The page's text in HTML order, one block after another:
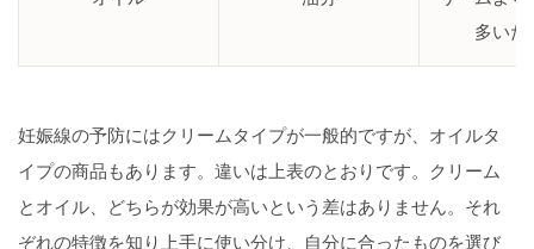
多いた
妊娠線の予防にはクリームタイプが一般的ですが、オイルタ
イプの商品もあります。違いは上表のとおりです。クリーム
とオイル、どちらが効果が高いという差はありません。それ
ぞれの特徴を知り上手に使い分け、自分に合ったものを選び